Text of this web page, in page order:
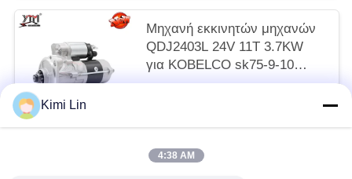
Μηχανή εκκινητών μηχανών
QDJ2403L 24V 11T 3.7KW
για KOBELCO sk75-9-10
SANY 75-9/-10/4LE2
ΜΕ
Kimi Lin
4:38 AM